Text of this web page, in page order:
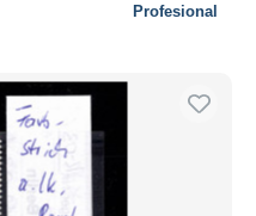
Profesional